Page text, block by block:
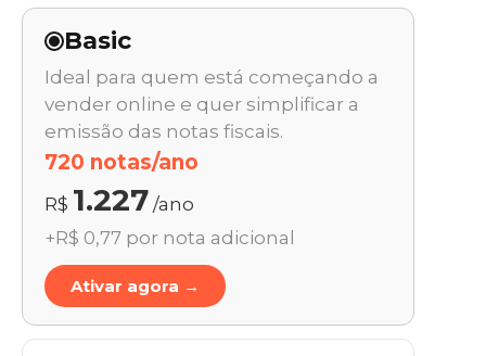
Basic
Ideal para quem está começando a
vender online e quer simplificar a
emissão das notas fiscais.
720 notas/ano
R$ 1.227 /ano
+R$ 0,77 por nota adicional
Ativar agora →